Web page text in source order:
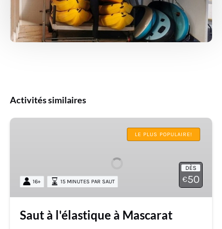
Activités similaires
Saut
LE PLUS POPULAIRE!
DÈS
€50
16+ 15 MINUTES PAR SAUT
Saut à l'élastique à Mascarat